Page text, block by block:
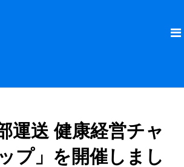
運送 健康経営チャ
プ」を開催しまし